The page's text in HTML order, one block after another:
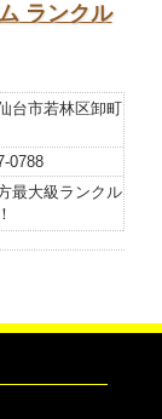
ランクル
台市若林区卸町
0788
最大級ランクル